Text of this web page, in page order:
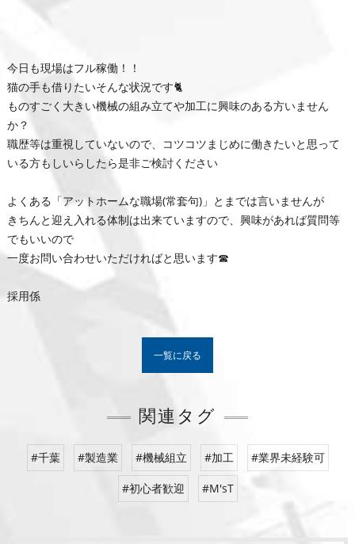
今日も現場はフル稼働！！
猫の手も借りたいそんな状況です🐈
ものすごく大きい機械の組み立てや加工に興味のある方いません
か？
職歴等は重視していないので、コツコツまじめに働きたいと思って
いる方もしいらしたら是非ご検討ください
よくある「アットホームな職場(常套句)」とまでは言いませんが
きちんと迎え入れる体制は出来ていますので、興味があれば質問等
でもいいので
一度お問い合わせいただければと思います☎
採用係
一覧に戻る
関連タグ
#千葉 #製造業 #機械組立 #加工 #業界未経験可
#初心者歓迎 #M'sT